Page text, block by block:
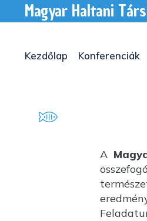
Magyar Haltani
Kezdőlap Konferenciák
A